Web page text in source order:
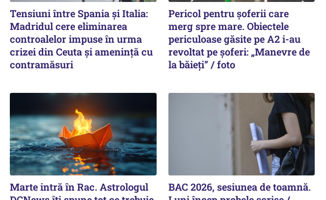
Tensiuni între Spania și Italia:
Madridul cere eliminarea
controalelor impuse în urma
crizei din Ceuta și amenință cu
contramăsuri
Pericol pentru șoferii care
merg spre mare. Obiectele
periculoase găsite pe A2 i-au
revoltat pe șoferi: „Manevre de
la băieți” / foto
Marte intră în Rac. Astrologul
BAC 2026, sesiunea de toamnă.